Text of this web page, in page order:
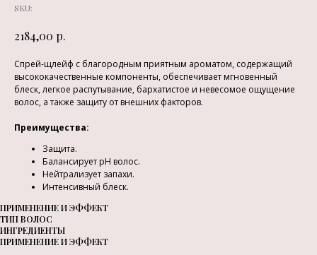
SKU:
2184,00 р.
Спрей-щлейф с благородным приятным ароматом, содержащий
высококачественные компоненты, обеспечивает мгновенный
блеск, легкое распутывание, бархатистое и невесомое ощущение
волос, а также защиту от внешних факторов.
Преимущества:
Защита.
Балансирует pH волос.
Нейтрализует запахи.
Интенсивный блеск.
ПРИМЕНЕНИЕ И ЭФФЕКТ
ТИП ВОЛОС
ИНГРЕДИЕНТЫ
ПРИМЕНЕНИЕ И ЭФФЕКТ